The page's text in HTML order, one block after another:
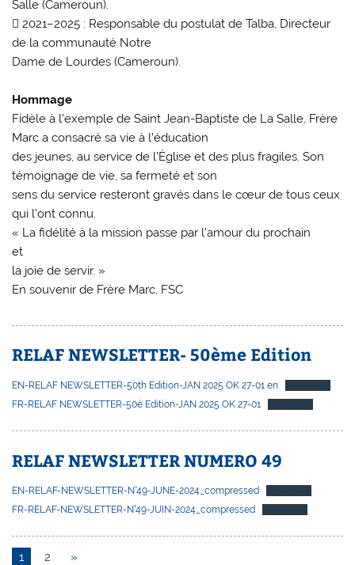
Salle (Cameroun).
 2021–2025 : Responsable du postulat de Talba, Directeur
de la communauté Notre
Dame de Lourdes (Cameroun).
Hommage
Fidèle à l’exemple de Saint Jean-Baptiste de La Salle, Frère
Marc a consacré sa vie à l’éducation
des jeunes, au service de l’Église et des plus fragiles. Son
témoignage de vie, sa fermeté et son
sens du service resteront gravés dans le cœur de tous ceux
qui l’ont connu.
« La fidélité à la mission passe par l’amour du prochain
et
la joie de servir. »
En souvenir de Frère Marc, FSC
RELAF NEWSLETTER- 50ème Edition
EN-RELAF NEWSLETTER-50th Edition-JAN 2025 OK 27-01 en
Download
FR-RELAF NEWSLETTER-50è Edition-JAN 2025 OK 27-01
Download
RELAF NEWSLETTER NUMERO 49
EN-RELAF-NEWSLETTER-N°49-JUNE-2024_compressed
Download
FR-RELAF-NEWSLETTER-N°49-JUIN-2024_compressed
Download
1 2 »